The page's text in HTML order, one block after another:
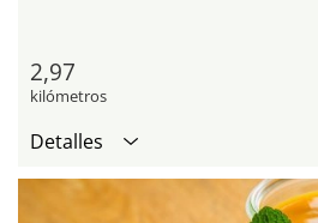
2,97
kilómetros
Detalles